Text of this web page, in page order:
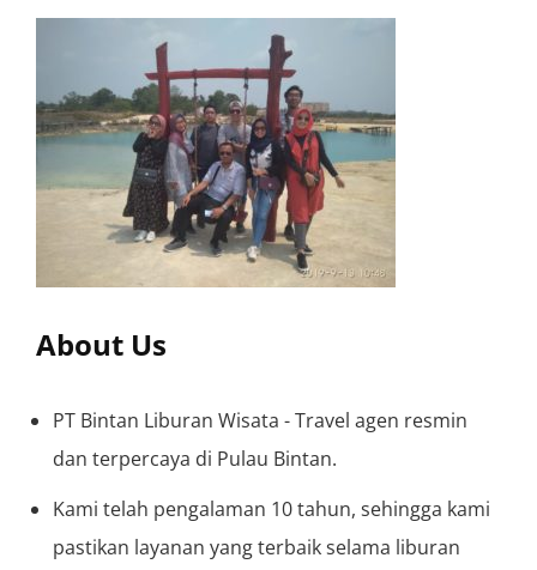
About Us
PT Bintan Liburan Wisata - Travel agen resmin
dan terpercaya di Pulau Bintan.
Kami telah pengalaman 10 tahun, sehingga kami
pastikan layanan yang terbaik selama liburan